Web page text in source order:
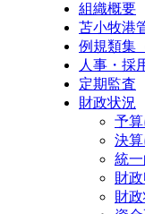
組織概要
苫小牧港
例規類集
人事・採
定期監査
財政状況
予
決
統
財
財